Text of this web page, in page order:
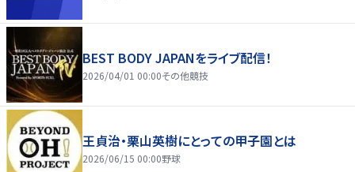
BEST BODY JAPANをライブ配信！
2026/04/01 00:00その他競技
王貞治・栗山英樹にとっての甲子園とは
2026/06/15 00:00野球